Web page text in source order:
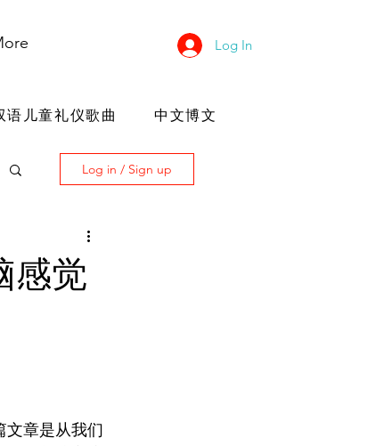
Log In
语儿童礼仪歌曲 中文博文
Log in / Sign up
感觉
文章是从我们